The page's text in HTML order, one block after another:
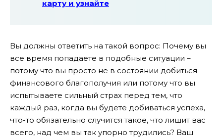
карту и узнайте
Вы должны ответить на такой вопрос: Почему вы
все время попадаете в подобные ситуации –
потому что вы просто не в состоянии добиться
финансового благополучия или потому что вы
испытываете сильный страх перед тем, что
каждый раз, когда вы будете добиваться успеха,
что-то обязательно случится такое, что лишит вас
всего, над чем вы так упорно трудились? Ваш